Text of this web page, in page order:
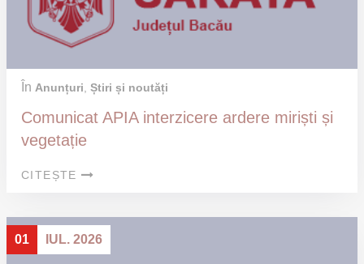
În Anunțuri Știri și noutăți
Comunicat APIA interzicere ardere miriști și
vegetație
CITEȘTE
01 IUL. 2026